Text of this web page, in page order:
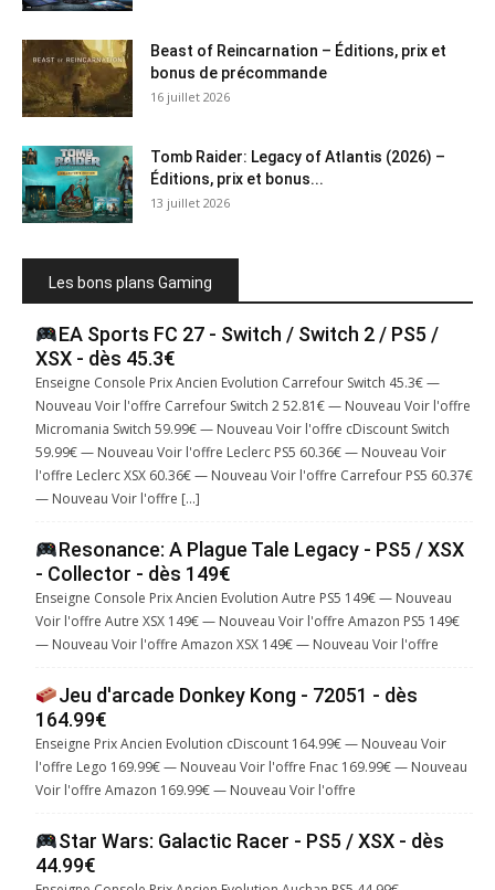
Beast of Reincarnation – Éditions, prix et
bonus de précommande
16 juillet 2026
Tomb Raider: Legacy of Atlantis (2026) –
Éditions, prix et bonus...
13 juillet 2026
Les bons plans Gaming
EA Sports FC 27 - Switch / Switch 2 / PS5 /
XSX - dès 45.3€
Enseigne Console Prix Ancien Evolution Carrefour Switch 45.3€ —
Nouveau Voir l'offre Carrefour Switch 2 52.81€ — Nouveau Voir l'offre
Micromania Switch 59.99€ — Nouveau Voir l'offre cDiscount Switch
59.99€ — Nouveau Voir l'offre Leclerc PS5 60.36€ — Nouveau Voir
l'offre Leclerc XSX 60.36€ — Nouveau Voir l'offre Carrefour PS5 60.37€
— Nouveau Voir l'offre […]
Resonance: A Plague Tale Legacy - PS5 / XSX
- Collector - dès 149€
Enseigne Console Prix Ancien Evolution Autre PS5 149€ — Nouveau
Voir l'offre Autre XSX 149€ — Nouveau Voir l'offre Amazon PS5 149€
— Nouveau Voir l'offre Amazon XSX 149€ — Nouveau Voir l'offre
Jeu d'arcade Donkey Kong - 72051 - dès
164.99€
Enseigne Prix Ancien Evolution cDiscount 164.99€ — Nouveau Voir
l'offre Lego 169.99€ — Nouveau Voir l'offre Fnac 169.99€ — Nouveau
Voir l'offre Amazon 169.99€ — Nouveau Voir l'offre
Star Wars: Galactic Racer - PS5 / XSX - dès
44.99€